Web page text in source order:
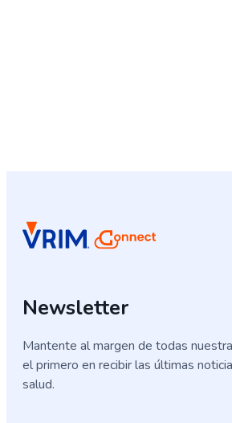
Newsletter
Mantente al margen de todas
el primero en recibir las últimas
salud.